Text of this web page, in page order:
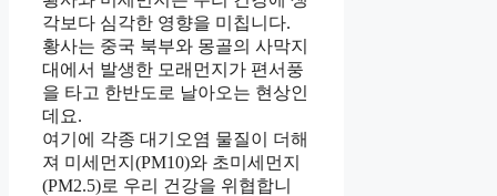
각보다 심각한 영향을 미칩니다.
황사는 중국 북부와 몽골의 사막지
대에서 발생한 모래먼지가 편서풍
을 타고 한반도로 날아오는 현상인
데요.
여기에 각종 대기오염 물질이 더해
져 미세먼지(PM10)와 초미세먼지
(PM2.5)로 우리 건강을 위협합니